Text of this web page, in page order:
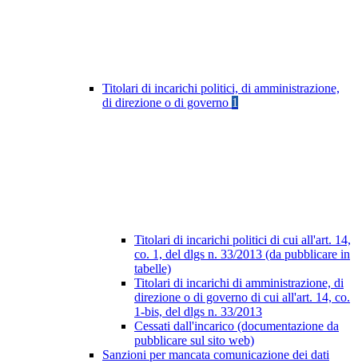
Titolari di incarichi politici, di amministrazione,
di direzione o di governo 1
Titolari di incarichi politici di cui all'art. 14,
co. 1, del dlgs n. 33/2013 (da pubblicare in
tabelle)
Titolari di incarichi di amministrazione, di
direzione o di governo di cui all'art. 14, co.
1-bis, del dlgs n. 33/2013
Cessati dall'incarico (documentazione da
pubblicare sul sito web)
Sanzioni per mancata comunicazione dei dati